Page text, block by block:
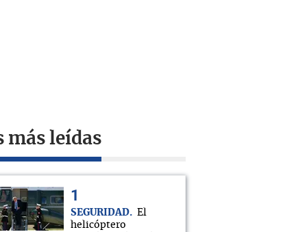
más leídas
SEGURIDAD
El
helicóptero